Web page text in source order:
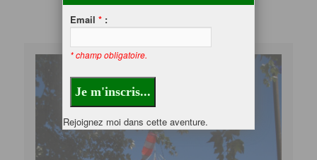
Email * :
* champ obligatoire.
Rejoignez moi dans cette aventure.